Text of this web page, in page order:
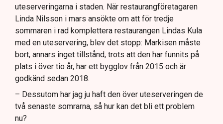
uteserveringarna i staden. När restaurangföretagaren
Linda Nilsson i mars ansökte om att för tredje
sommaren i rad komplettera restaurangen Lindas Kula
med en uteservering, blev det stopp: Markisen måste
bort, annars inget tillstånd, trots att den har funnits på
plats i över tio år, har ett bygglov från 2015 och är
godkänd sedan 2018.
– Dessutom har jag ju haft den över uteserveringen de
två senaste somrarna, så hur kan det bli ett problem
nu?